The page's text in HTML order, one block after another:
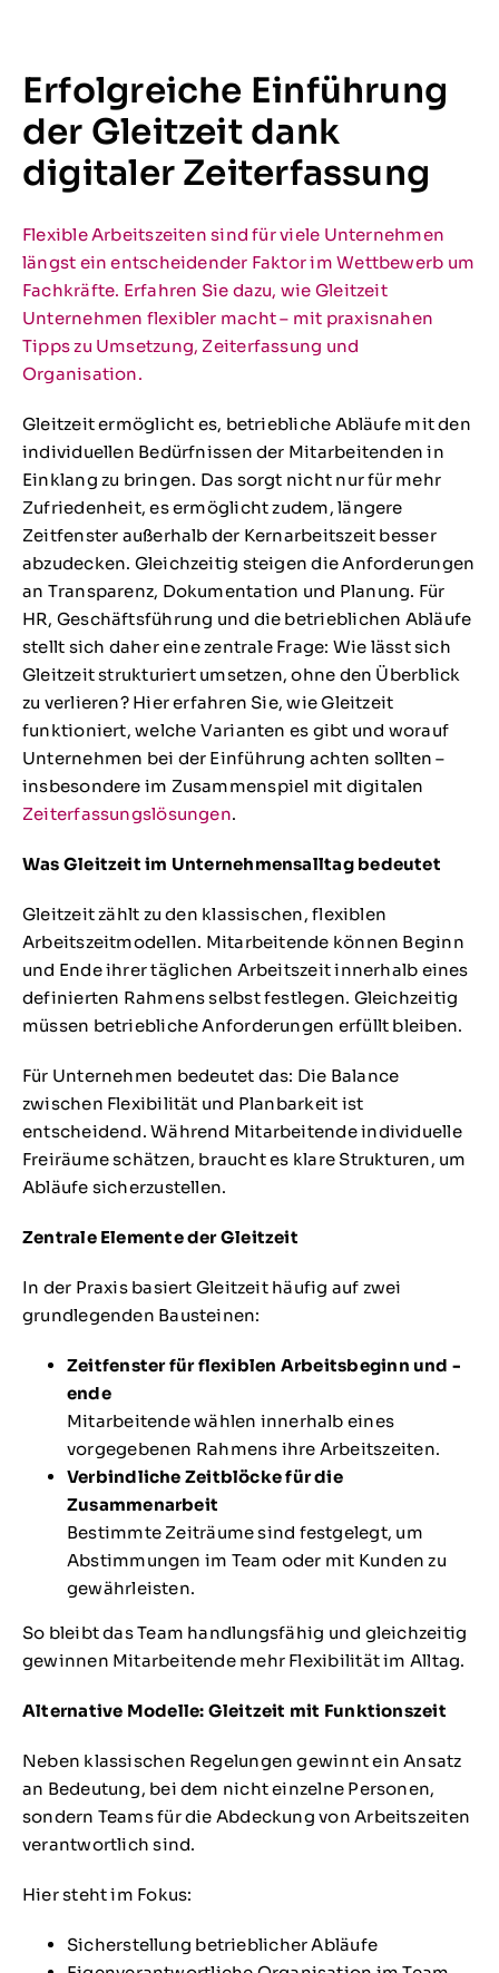
Erfolgreiche Einführung
der Gleitzeit dank
digitaler Zeiterfassung
Flexible Arbeitszeiten sind für viele Unternehmen
längst ein entscheidender Faktor im Wettbewerb um
Fachkräfte. Erfahren Sie dazu, wie Gleitzeit
Unternehmen flexibler macht – mit praxisnahen
Tipps zu Umsetzung, Zeiterfassung und
Organisation.
Gleitzeit ermöglicht es, betriebliche Abläufe mit den
individuellen Bedürfnissen der Mitarbeitenden in
Einklang zu bringen. Das sorgt nicht nur für mehr
Zufriedenheit, es ermöglicht zudem, längere
Zeitfenster außerhalb der Kernarbeitszeit besser
abzudecken. Gleichzeitig steigen die Anforderungen
an Transparenz, Dokumentation und Planung. Für
HR, Geschäftsführung und die betrieblichen Abläufe
stellt sich daher eine zentrale Frage: Wie lässt sich
Gleitzeit strukturiert umsetzen, ohne den Überblick
zu verlieren? Hier erfahren Sie, wie Gleitzeit
funktioniert, welche Varianten es gibt und worauf
Unternehmen bei der Einführung achten sollten –
insbesondere im Zusammenspiel mit digitalen
Zeiterfassungslösungen.
Was Gleitzeit im Unternehmensalltag bedeutet
Gleitzeit zählt zu den klassischen, flexiblen
Arbeitszeitmodellen. Mitarbeitende können Beginn
und Ende ihrer täglichen Arbeitszeit innerhalb eines
definierten Rahmens selbst festlegen. Gleichzeitig
müssen betriebliche Anforderungen erfüllt bleiben.
Für Unternehmen bedeutet das: Die Balance
zwischen Flexibilität und Planbarkeit ist
entscheidend. Während Mitarbeitende individuelle
Freiräume schätzen, braucht es klare Strukturen, um
Abläufe sicherzustellen.
Zentrale Elemente der Gleitzeit
In der Praxis basiert Gleitzeit häufig auf zwei
grundlegenden Bausteinen:
Zeitfenster für flexiblen Arbeitsbeginn und -
ende
Mitarbeitende wählen innerhalb eines
vorgegebenen Rahmens ihre Arbeitszeiten.
Verbindliche Zeitblöcke für die
Zusammenarbeit
Bestimmte Zeiträume sind festgelegt, um
Abstimmungen im Team oder mit Kunden zu
gewährleisten.
So bleibt das Team handlungsfähig und gleichzeitig
gewinnen Mitarbeitende mehr Flexibilität im Alltag.
Alternative Modelle: Gleitzeit mit Funktionszeit
Neben klassischen Regelungen gewinnt ein Ansatz
an Bedeutung, bei dem nicht einzelne Personen,
sondern Teams für die Abdeckung von Arbeitszeiten
verantwortlich sind.
Hier steht im Fokus:
Sicherstellung betrieblicher Abläufe